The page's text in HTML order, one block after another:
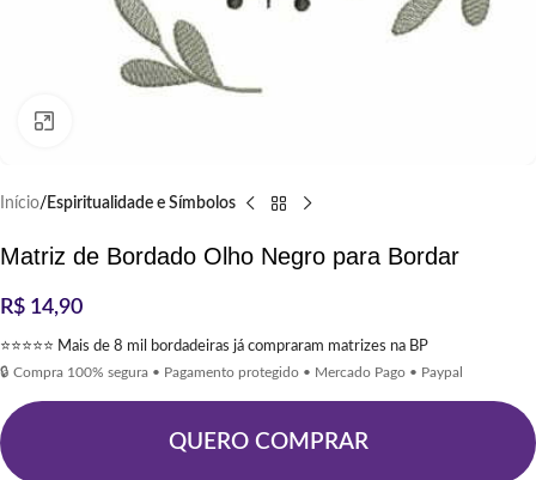
Início Espiritualidade e Símbolos
Matriz de Bordado Olho Negro para Bordar
R$ 14,90
⭐⭐⭐⭐⭐ Mais de 8 mil bordadeiras já compraram matrizes na BP
🔒 Compra 100% segura • Pagamento protegido • Mercado Pago • Paypal
QUERO COMPRAR